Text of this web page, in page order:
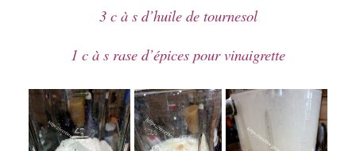
3 c à s d’huile de tournesol
1 c à s rase d’épices pour vinaigrette